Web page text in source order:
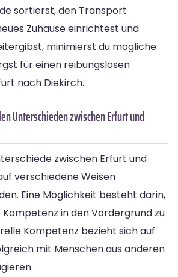
sortierst, den Transport
Zuhause einrichtest und
minimierst du mögliche
für einen reibungslosen
nach Diekirch.
Unterschieden zwischen Erfurt und
zwischen Erfurt und
verschiedene Weisen
Eine Möglichkeit besteht darin,
in den Vordergrund zu
Kompetenz bezieht sich auf
mit Menschen aus anderen